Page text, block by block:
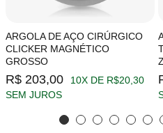
ARGOLA DE AÇO CIRÚRGICO
CLICKER MAGNÉTICO
GROSSO
R$ 203,00
10X DE R$20,30
SEM JUROS